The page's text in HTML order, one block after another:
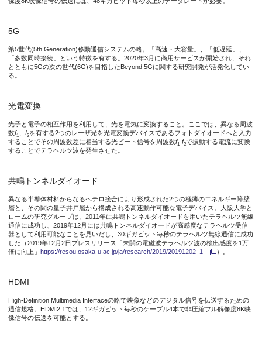
↑CRESTに関連する成果ビデオ URLhttps://youtu.be/
図1 電磁波の呼称と周波数、波長の関係。電波と光の境界領域
図2 300 GHz帯テラヘルツ波を用いた非圧縮8K映像無線伝送シ
5G
第5世代(5th Generation)移動通信システムの略。「高速・大容量」、「低遅延」、
「多数同時接続」という特徴を有する。2020年3月に商用サービスが開始され、それ
とともに5Gの次の世代(6G)を目指したBeyond 5Gに関する研究開発が活発化してい
る。
光電変換
光子と電子の相互作用を利用して、光を電気に変換すること。ここでは、異なる周波
数f1 、 f2を有する2つのレーザ光を光電変換デバイスであるフォトダイオードへと入力
することでその周波数差に相当する光ビート信号を周波数f1-f2で振動する電流に変換
することでテラヘルツ波を発生させた。
共鳴トンネルダイオード
異なる半導体材料からなるヘテロ接合により形成された2つの極薄のエネルギー障壁
層と、その間の量子井戸層から構成される高速動作可能な電子デバイス。大阪大学と
ロームの研究グループは、2011年に共鳴トンネルダイオードを用いたテラヘルツ無線
通信に成功し、2019年12月には共鳴トンネルダイオードが高感度なテラヘルツ受信
器として利用可能なことを見いだし、30ギガビット毎秒のテラヘルツ無線通信に成功
した（2019年12月2日プレスリリース「未開の電磁波テラヘルツ波の検出感度を1万
倍に向上」 https://resou.osaka-u.ac.jp/ja/research/2019/20191202_1 ）。
HDMI
High-Definition Multimedia Interfaceの略で映像などのデジタル信号を伝送するための
通信規格。HDMI2.1では、12ギガビット毎秒のケーブル4本で非圧縮フル解像度8K映
像信号の伝送を可能とする。